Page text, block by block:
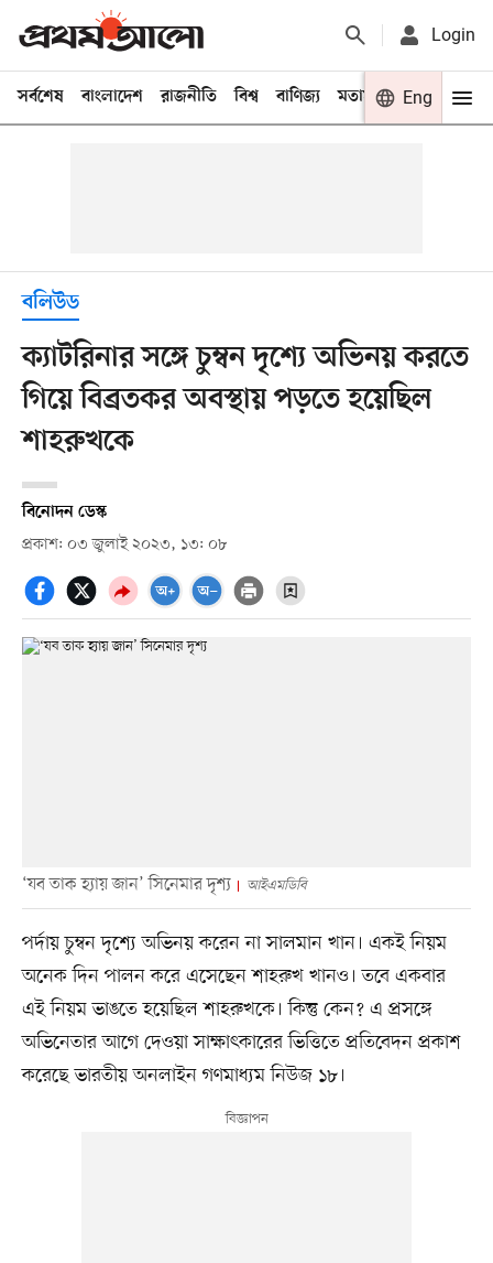
Login
সর্বশেষ বাংলাদেশ রাজনীতি বিশ্ব বাণিজ্য মতামত খেলা
Eng
বলিউড
ক্যাটরিনার সঙ্গে চুম্বন দৃশ্যে অভিনয় করতে
গিয়ে বিব্রতকর অবস্থায় পড়তে হয়েছিল
শাহরুখকে
বিনোদন ডেস্ক
প্রকাশ: ০৩ জুলাই ২০২৩, ১৩: ০৮
‘যব তাক হ্যায় জান’ সিনেমার দৃশ্য আইএমডিবি
পর্দায় চুম্বন দৃশ্যে অভিনয় করেন না সালমান খান। একই নিয়ম
অনেক দিন পালন করে এসেছেন শাহরুখ খানও। তবে একবার
এই নিয়ম ভাঙতে হয়েছিল শাহরুখকে। কিন্তু কেন? এ প্রসঙ্গে
অভিনেতার আগে দেওয়া সাক্ষাৎকারের ভিত্তিতে প্রতিবেদন প্রকাশ
করেছে ভারতীয় অনলাইন গণমাধ্যম নিউজ ১৮।